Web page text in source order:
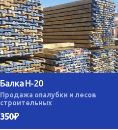
Балка H-20
Продажа опалубки и лесов
строительных
350₽